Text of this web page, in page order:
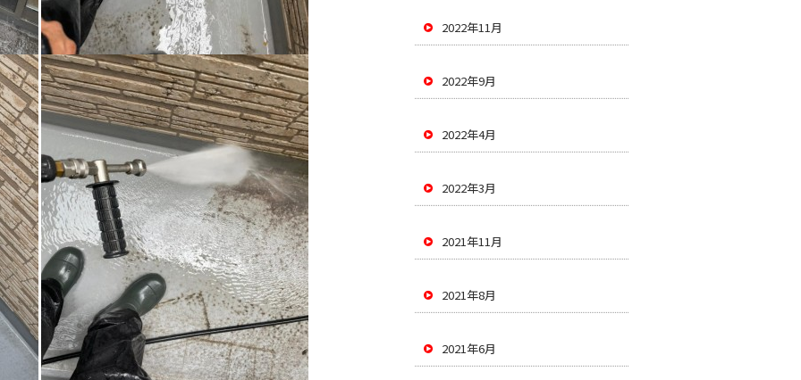
2022年11月
2022年9月
2022年4月
2022年3月
2021年11月
2021年8月
2021年6月